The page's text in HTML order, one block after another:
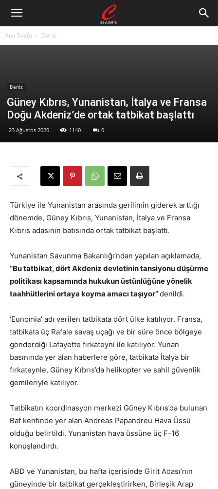
Ana Sayfa Deniz
Deniz
Güney Kıbrıs, Yunanistan, İtalya ve Fransa
Doğu Akdeniz’de ortak tatbikat başlattı
23 Ağustos 2020 1140 0
Türkiye ile Yunanistan arasında gerilimin giderek arttığı
dönemde, Güney Kıbrıs, Yunanistan, İtalya ve Fransa
Kıbrıs adasının batısında ortak tatbikat başlattı.
Yunanistan Savunma Bakanlığı’ndan yapılan açıklamada,
“Bu tatbikat, dört Akdeniz devletinin tansiyonu düşürme
politikası kapsamında hukukun üstünlüğüne yönelik
taahhütlerini ortaya koyma amacı taşıyor”denildi.
‘Eunomia’ adı verilen tatbikata dört ülke katılıyor. Fransa,
tatbikata üç Rafale savaş uçağı ve bir süre önce bölgeye
gönderdiği Lafayette fırkateyni ile katılıyor. Yunan
basınında yer alan haberlere göre, tatbikata İtalya bir
fırkateynle, Güney Kıbrıs’da helikopter ve sahil güvenlik
gemileriyle katılıyor.
Tatbikatın koordinasyon merkezi Güney Kıbrıs’da bulunan
Baf kentinde yer alan Andreas Papandreu Hava Üssü
olduğu belirtildi. Yunanistan hava üssüne üç F-16
konuşlandırdı.
ABD ve Yunanistan, bu hafta içerisinde Girit Adası’nın
güneyinde bir tatbikat gerçekleştirirken, Birleşik Arap